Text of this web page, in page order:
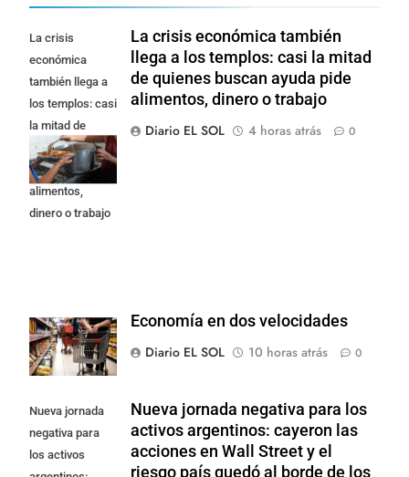
La crisis
económica
también llega a
los templos: casi
la mitad de
quienes buscan
ayuda pide
alimentos,
dinero o trabajo
La crisis económica también
llega a los templos: casi la mitad
de quienes buscan ayuda pide
alimentos, dinero o trabajo
Diario EL SOL
4 horas atrás 0
Economía en dos velocidades
Diario EL SOL
10 horas atrás 0
Nueva jornada
negativa para
los activos
Nueva jornada negativa para los
activos argentinos: cayeron las
acciones en Wall Street y el
riesgo país quedó al borde de los